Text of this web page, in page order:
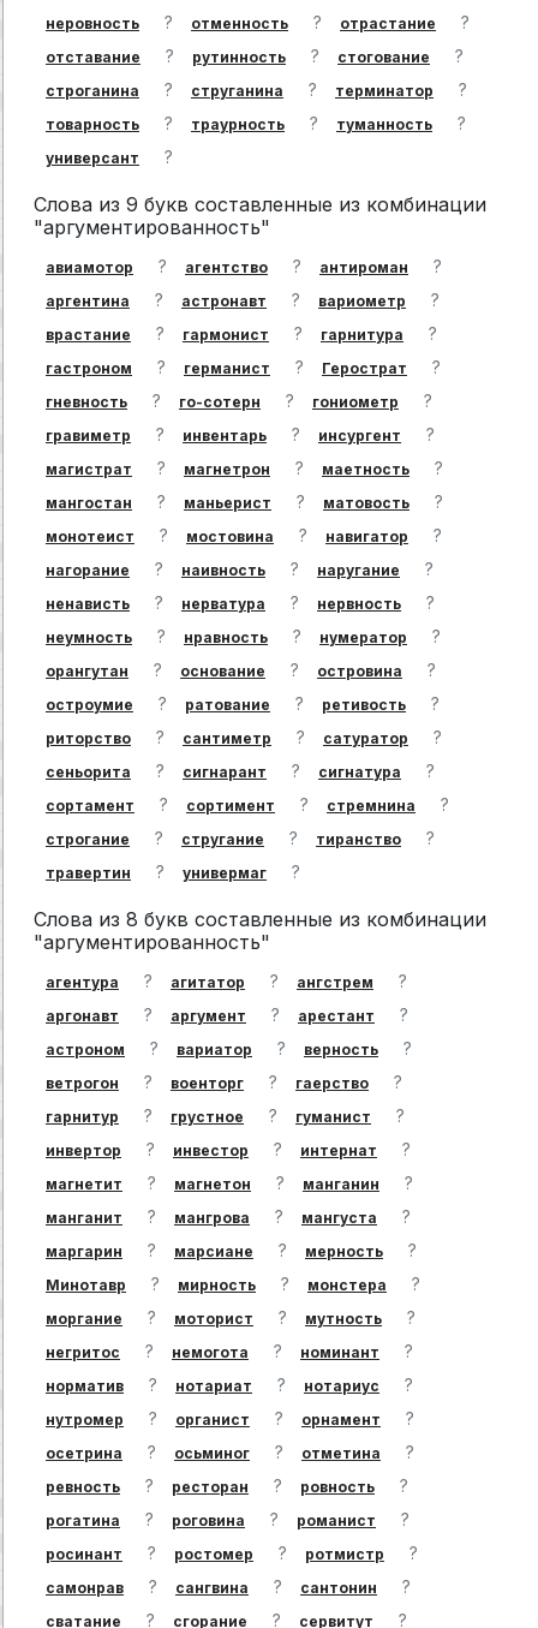
неровность ? отменность ? отрастание ?
отставание ? рутинность ? стогование ?
строганина ? струганина ? терминатор ?
товарность ? траурность ? туманность ?
универсант ?
Слова из 9 букв составленные из комбинации
"аргументированность"
авиамотор ? агентство ? антироман ?
аргентина ? астронавт ? вариометр ?
врастание ? гармонист ? гарнитура ?
гастроном ? германист ? Герострат ?
гневность ? го-сотерн ? гониометр ?
гравиметр ? инвентарь ? инсургент ?
магистрат ? магнетрон ? маетность ?
мангостан ? маньерист ? матовость ?
монотеист ? мостовина ? навигатор ?
нагорание ? наивность ? наругание ?
ненависть ? нерватура ? нервность ?
неумность ? нравность ? нумератор ?
орангутан ? основание ? островина ?
остроумие ? ратование ? ретивость ?
риторство ? сантиметр ? сатуратор ?
сеньорита ? сигнарант ? сигнатура ?
сортамент ? сортимент ? стремнина ?
строгание ? стругание ? тиранство ?
травертин ? универмаг ?
Слова из 8 букв составленные из комбинации
"аргументированность"
агентура ? агитатор ? ангстрем ?
аргонавт ? аргумент ? арестант ?
астроном ? вариатор ? верность ?
ветрогон ? военторг ? гаерство ?
гарнитур ? грустное ? гуманист ?
инвертор ? инвестор ? интернат ?
магнетит ? магнетон ? манганин ?
манганит ? мангрова ? мангуста ?
маргарин ? марсиане ? мерность ?
Минотавр ? мирность ? монстера ?
моргание ? моторист ? мутность ?
негритос ? немогота ? номинант ?
норматив ? нотариат ? нотариус ?
нутромер ? органист ? орнамент ?
осетрина ? осьминог ? отметина ?
ревность ? ресторан ? ровность ?
рогатина ? роговина ? романист ?
росинант ? ростомер ? ротмистр ?
самонрав ? сангвина ? сантонин ?
сватание ? сгорание ? сервитут ?